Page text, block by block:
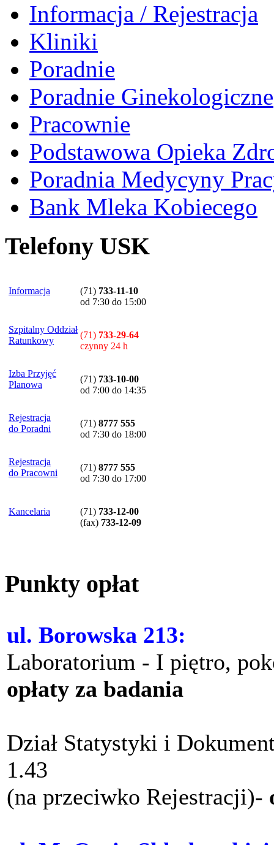
Informacja / Rejestracja
Kliniki
Poradnie
Poradnie Ginekologiczne
Pracownie
Podstawowa Opieka
Poradnia Medycyny
Bank Mleka Kobiecego
Telefony USK
Informacja (71) 733-11-10
od 7:30 do 15:00
Szpitalny Oddział
Ratunkowy
(71) 733-29-64
czynny 24 h
Izba Przyjęć
Planowa
(71) 733-10-00
od 7:00 do 14:35
Rejestracja
do Poradni
(71) 8777 555
od 7:30 do 18:00
Rejestracja
do Pracowni
(71) 8777 555
od 7:30 do 17:00
Kancelaria (71) 733-12-00
(fax) 733-12-09
Punkty opłat
ul. Borowska 213:
Laboratorium - I piętro,
opłaty za badania
Dział Statystyki i
1.43
(na przeciwko Rejestracji)-